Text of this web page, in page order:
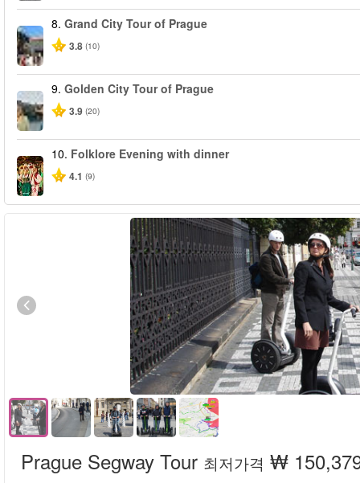
8. Grand City Tour of Prague
3.8 (10)
9. Golden City Tour of Prague
3.9 (20)
10. Folklore Evening with dinner
4.1 (9)
Prague Segway Tour 최저가격 ₩